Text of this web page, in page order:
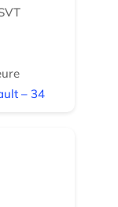
– 34